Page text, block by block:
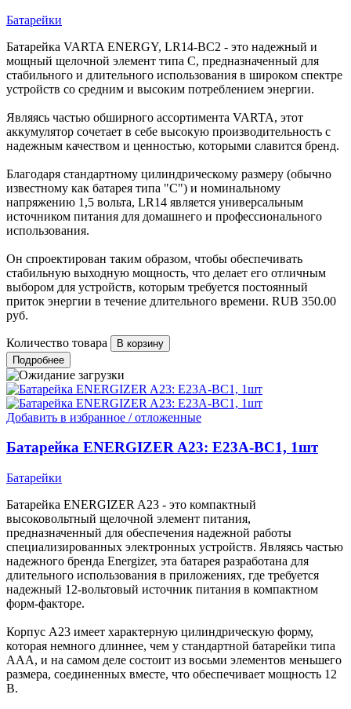
Батарейки
Батарейка VARTA ENERGY, LR14-BC2 - это надежный и
мощный щелочной элемент типа C, предназначенный для
стабильного и длительного использования в широком спектре
устройств со средним и высоким потреблением энергии.
Являясь частью обширного ассортимента VARTA, этот
аккумулятор сочетает в себе высокую производительность с
надежным качеством и ценностью, которыми славится бренд.
Благодаря стандартному цилиндрическому размеру (обычно
известному как батарея типа "С") и номинальному
напряжению 1,5 вольта, LR14 является универсальным
источником питания для домашнего и профессионального
использования.
Он спроектирован таким образом, чтобы обеспечивать
стабильную выходную мощность, что делает его отличным
выбором для устройств, которым требуется постоянный
приток энергии в течение длительного времени. RUB 350.00
руб.
Количество товара
Подробнее
Добавить в избранное / отложенные
Батарейка ENERGIZER A23: E23A-BC1, 1шт
Батарейки
Батарейка ENERGIZER A23 - это компактный
высоковольтный щелочной элемент питания,
предназначенный для обеспечения надежной работы
специализированных электронных устройств. Являясь частью
надежного бренда Energizer, эта батарея разработана для
длительного использования в приложениях, где требуется
надежный 12-вольтовый источник питания в компактном
форм-факторе.
Корпус A23 имеет характерную цилиндрическую форму,
которая немного длиннее, чем у стандартной батарейки типа
AAA, и на самом деле состоит из восьми элементов меньшего
размера, соединенных вместе, что обеспечивает мощность 12
В.